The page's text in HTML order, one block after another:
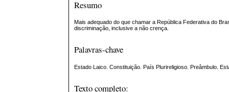
Resumo
Mais adequado do que chamar a República Federativa do
discriminação, inclusive a não crença.
Palavras-chave
Estado Laico. Constituição. País Plurireligioso. Preâmbulo.
Texto completo: